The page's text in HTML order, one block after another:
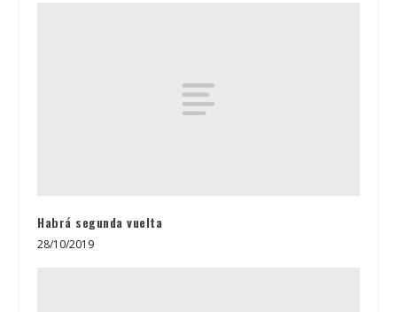
Habrá segunda vuelta
28/10/2019